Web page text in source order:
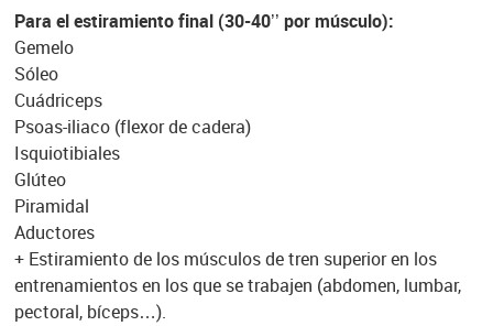
Para el estiramiento final (30-40’’ por músculo):
Gemelo
Sóleo
Cuádriceps
Psoas-iliaco (flexor de cadera)
Isquiotibiales
Glúteo
Piramidal
Aductores
+ Estiramiento de los músculos de tren superior en los
entrenamientos en los que se trabajen (abdomen, lumbar,
pectoral, bíceps…).